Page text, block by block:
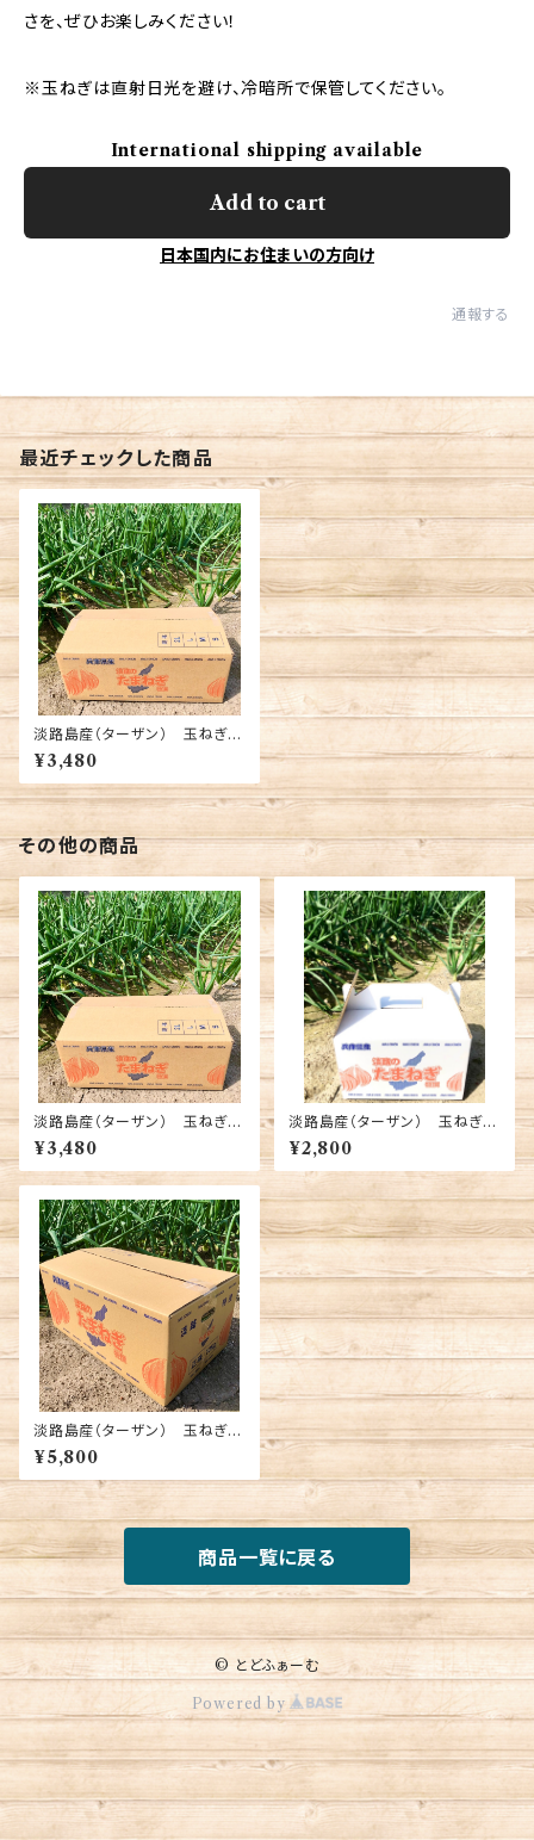
さを、ぜひお楽しみください！
※玉ねぎは直射日光を避け、冷暗所で保管してください。
International shipping available
Add to cart
日本国内にお住まいの方向け
通報する
最近チェックした商品
淡路島産（ターザン） 玉ねぎ
5キロ 送料込み
¥3,480
その他の商品
淡路島産（ターザン） 玉ねぎ
5キロ 送料込み
¥3,480
淡路島産（ターザン） 玉ねぎ
3キロ 送料込み
¥2,800
淡路島産（ターザン） 玉ねぎ
10キロ 送料込み
¥5,800
商品一覧に戻る
© とどふぁーむ
Powered by